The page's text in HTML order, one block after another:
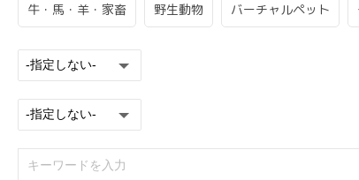
牛・馬・羊・家畜 野生動物 バーチャルペット